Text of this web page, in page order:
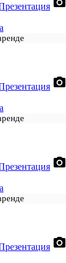
photo_camera
photo_camera
photo_camera